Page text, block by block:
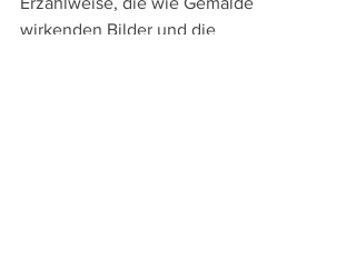
wirkenden Bilder und die